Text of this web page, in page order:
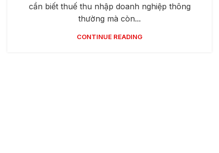
cần biết thuế thu nhập doanh nghiệp thông
thường mà còn...
CONTINUE READING